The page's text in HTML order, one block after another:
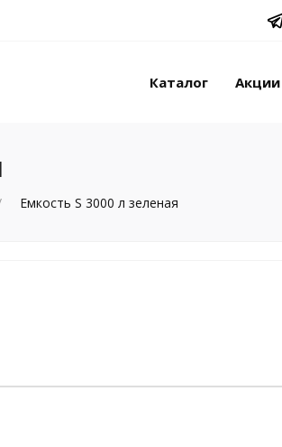
Каталог Акции
Емкость S 3000 л зеленая